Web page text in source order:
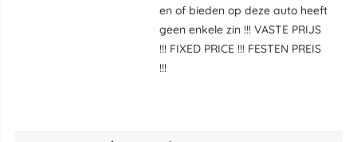
en of bieden op deze auto heeft
geen enkele zin !!! VASTE PRIJS
!!! FIXED PRICE !!! FESTEN PREIS
!!!